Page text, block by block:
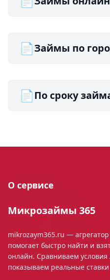
📄Займы по
📄По сроку
О сервисе
Микрозаймы 365
mikrozaym365.ru —
помогает быстро найти и
онлайн. Сравниваем
показываем реальные